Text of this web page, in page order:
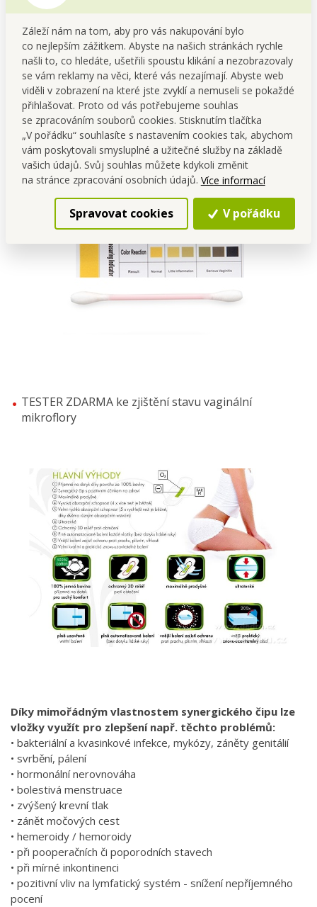
Záleží nám na tom, aby pro vás nakupování bylo
co nejlepším zážitkem. Abyste na našich stránkách rychle
našli to, co hledáte, ušetřili spoustu klikání a nezobrazovaly
se vám reklamy na věci, které vás nezajímají. Abyste web
viděli v zobrazení na které jste zvyklí a nemuseli se pokaždé
přihlašovat. Proto od vás potřebujeme souhlas
se zpracováním souborů cookies. Stisknutím tlačítka
„V pořádku“ souhlasíte s nastavením cookies tak, abychom
vám poskytovali smysluplné a užitečné služby na základě
vašich údajů. Svůj souhlas můžete kdykoli změnit
na stránce zpracování osobních údajů. Více informací
Spravovat cookies V pořádku
TESTER ZDARMA ke zjištění stavu vaginální
mikroflory
Díky mimořádným vlastnostem synergického čipu lze
vložky využít pro zlepšení např. těchto problémů:
• bakteriální a kvasinkové infekce, mykózy, záněty genitálií
• svrbění, pálení
• hormonální nerovnováha
• bolestivá menstruace
• zvýšený krevní tlak
• zánět močových cest
• hemeroidy / hemoroidy
• při pooperačních či poporodních stavech
• při mírné inkontinenci
• pozitivní vliv na lymfatický systém - snížení nepříjemného
pocení